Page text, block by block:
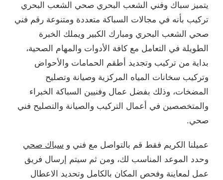
يتميز سباك وفني الشعب البحري صحي الشعب البحري
تركيب بأنه في مجالات السباكة متعددة ومتنوعة رقم فني
صحي الشعب البحري ومبارك الكبير ويملك الخبرة
الطويلة في التعامل مع كافة الأدوات والمهام الصحية،
بداية من تركيب وتجديد أطقم الحمامات والأحواض
وتركيب سخانات المياه المركزية وصيانة وتصليح
المضخات، وذلك بفضل عمال وفنيين السباكة الخبراء
والمتخصصين في أعمال التركيب والصيانة والتصليح فني
صحي.
عميلنا الكريم فقط قم بالتواصل مع فني و سباك صحي
وحدد الموعد المناسب لك، ومن ثم سيتم إرسال فريق
عمل لمعاينة وفحص المكان بالكامل وتحديد الاعطال